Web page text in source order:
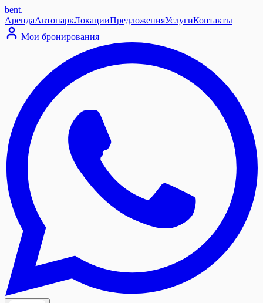
bent.
АрендаАвтопаркЛокацииПредложенияУслугиКонтакты
Мои бронирования